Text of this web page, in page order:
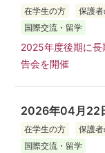
在学生の方 保護
国際交流・留学
2025年度後期に
告会を開催
2026年04月22
在学生の方 保護
国際交流・留学